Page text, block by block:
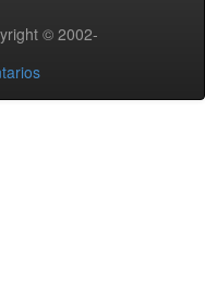
© 2002-